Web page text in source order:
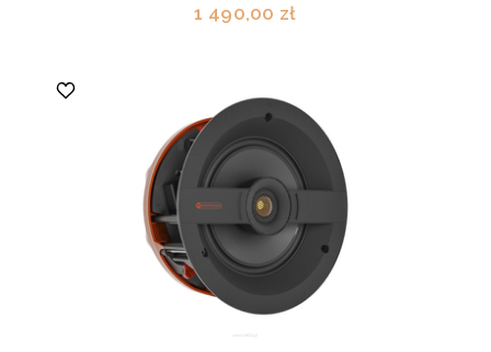
1 490,00 zł